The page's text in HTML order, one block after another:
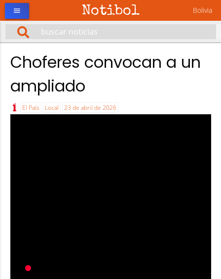
Notibol Bolivia
menu
Choferes convocan a un
ampliado
El País Local 23 de abril de 2026